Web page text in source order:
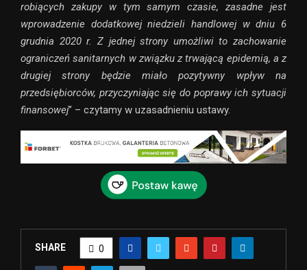
robiących zakupy w tym samym czasie, zasadne jest
wprowadzenie dodatkowej niedzieli handlowej w dniu 6
grudnia 2020 r. Z jednej strony umożliwi to zachowanie
ograniczeń sanitarnych w związku z trwającą epidemią, a z
drugiej strony będzie miało pozytywny wpływ na
przedsiębiorców, przyczyniając się do poprawy ich sytuacji
finansowej” – czytamy w uzasadnieniu ustawy.
SHARE 0